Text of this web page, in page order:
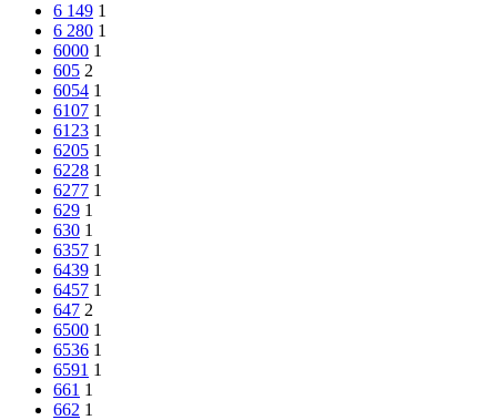
6 149 1
6 280 1
6000 1
605 2
6054 1
6107 1
6123 1
6205 1
6228 1
6277 1
629 1
630 1
6357 1
6439 1
6457 1
647 2
6500 1
6536 1
6591 1
661 1
662 1